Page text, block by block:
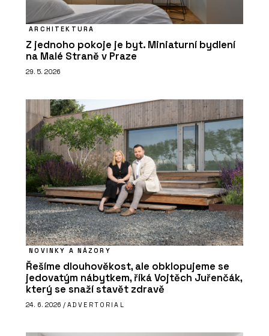
ARCHITEKTURA
Z jednoho pokoje je byt. Miniaturní bydlení
na Malé Straně v Praze
29. 5. 2026
NOVINKY A NÁZORY
Řešíme dlouhověkost, ale obklopujeme se
jedovatým nábytkem, říká Vojtěch Juřenčák,
který se snaží stavět zdravě
24. 6. 2026 / ADVERTORIAL